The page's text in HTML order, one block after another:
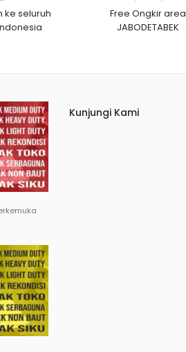
ke seluruh
Free Ongkir area
JABODETABEK
Kunjungi Kami